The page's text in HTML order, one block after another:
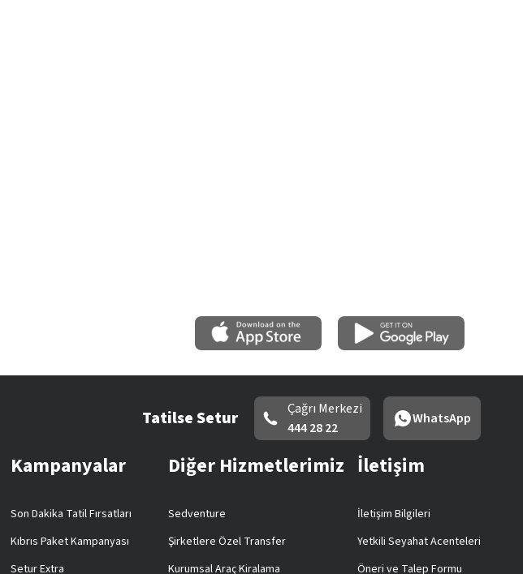
Tatilse Setur
Çağrı Merkezi
444 28 22
WhatsApp
Kampanyalar
Son Dakika Tatil Fırsatları
Kıbrıs Paket Kampanyası
Setur Extra
Diğer Hizmetlerimiz
Sedventure
Şirketlere Özel Transfer
Kurumsal Araç Kiralama
İletişim
İletişim Bilgileri
Yetkili Seyahat Acenteleri
Öneri ve Talep Formu